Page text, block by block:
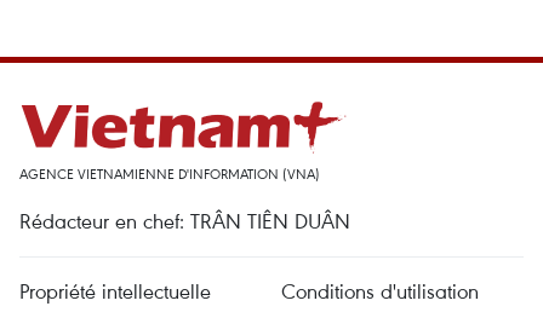
AGENCE VIETNAMIENNE D'INFORMATION (VNA)
Rédacteur en chef: TRÂN TIÊN DUÂN
Propriété intellectuelle Conditions d'utilisation